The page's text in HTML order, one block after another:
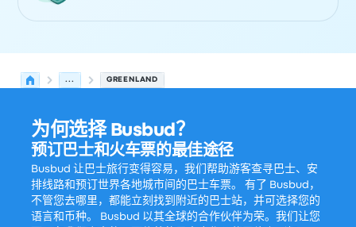
... GREENLAND
为何选择 Busbud？
预订巴士和火车票的最佳途径
Busbud 让巴士旅行变得容易，我们帮助游客查寻巴士、安
排线路和预订世界各地城市间的巴士车票。 有了 Busbud，
不管您去哪里，都能立刻找到附近的巴士站，并可选择您的
语言和币种。 Busbud 以其全球的合作伙伴为荣。我们让您